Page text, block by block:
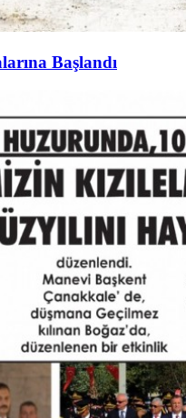
Başlandı